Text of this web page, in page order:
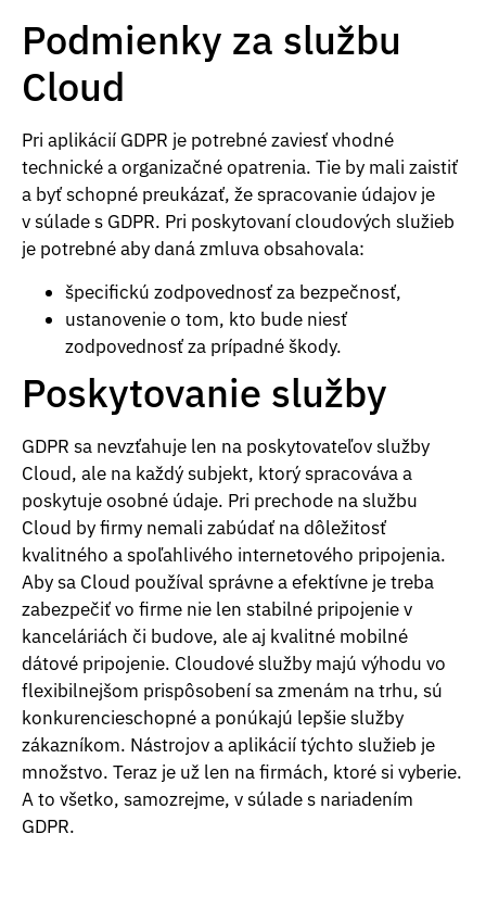
Podmienky za službu
Cloud
Pri aplikácií GDPR je potrebné zaviesť vhodné
technické a organizačné opatrenia. Tie by mali zaistiť
a byť schopné preukázať, že spracovanie údajov je
v súlade s GDPR. Pri poskytovaní cloudových služieb
je potrebné aby daná zmluva obsahovala:
špecifickú zodpovednosť za bezpečnosť,
ustanovenie o tom, kto bude niesť
zodpovednosť za prípadné škody.
Poskytovanie služby
GDPR sa nevzťahuje len na poskytovateľov služby
Cloud, ale na každý subjekt, ktorý spracováva a
poskytuje osobné údaje. Pri prechode na službu
Cloud by firmy nemali zabúdať na dôležitosť
kvalitného a spoľahlivého internetového pripojenia.
Aby sa Cloud používal správne a efektívne je treba
zabezpečiť vo firme nie len stabilné pripojenie v
kanceláriách či budove, ale aj kvalitné mobilné
dátové pripojenie. Cloudové služby majú výhodu vo
flexibilnejšom prispôsobení sa zmenám na trhu, sú
konkurencieschopné a ponúkajú lepšie služby
zákazníkom. Nástrojov a aplikácií týchto služieb je
množstvo. Teraz je už len na firmách, ktoré si vyberie.
A to všetko, samozrejme, v súlade s nariadením
GDPR.